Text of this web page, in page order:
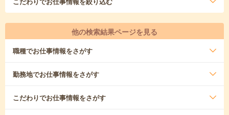
他の検索結果ページを見る
職種でお仕事情報をさがす
勤務地でお仕事情報をさがす
こだわりでお仕事情報をさがす